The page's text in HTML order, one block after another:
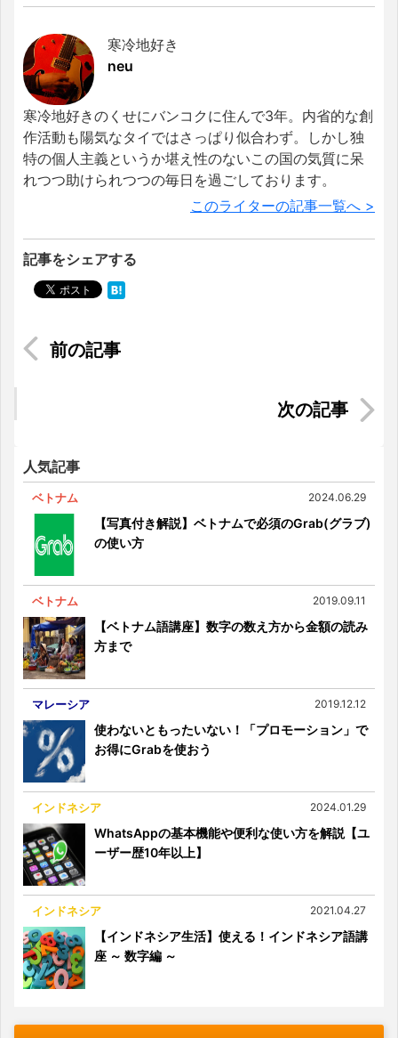
寒冷地好き
neu
寒冷地好きのくせにバンコクに住んで3年。内省的な創
作活動も陽気なタイではさっぱり似合わず。しかし独
特の個人主義というか堪え性のないこの国の気質に呆
れつつ助けられつつの毎日を過ごしております。
このライターの記事一覧へ >
記事をシェアする
ベトナムの端午節にベトナム風ちまき「バインウ
シンガポールのオタクイベント「ANIME
人気記事
ベトナム 2024.06.29
【写真付き解説】ベトナムで必須のGrab(グラブ)
の使い方
ベトナム 2019.09.11
【ベトナム語講座】数字の数え方から金額の読み
方まで
マレーシア 2019.12.12
使わないともったいない！「プロモーション」で
お得にGrabを使おう
インドネシア 2024.01.29
WhatsAppの基本機能や便利な使い方を解説【ユ
ーザー歴10年以上】
インドネシア 2021.04.27
【インドネシア生活】使える！インドネシア語講
座 ～ 数字編 ～